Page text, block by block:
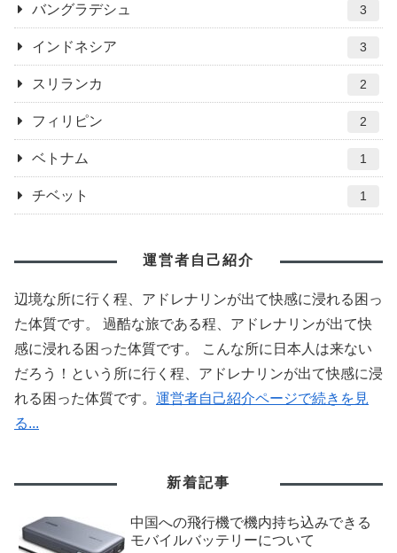
バングラデシュ 3
インドネシア 3
スリランカ 2
フィリピン 2
ベトナム 1
チベット 1
運営者自己紹介
辺境な所に行く程、アドレナリンが出て快感に浸れる困っ
た体質です。 過酷な旅である程、アドレナリンが出て快
感に浸れる困った体質です。 こんな所に日本人は来ない
だろう！という所に行く程、アドレナリンが出て快感に浸
れる困った体質です。 運営者自己紹介ページで続きを見
る...
新着記事
中国への飛行機で機内持ち込みできる
モバイルバッテリーについて